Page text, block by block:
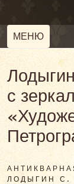
МЕНЮ
с
ЛОДЫГИН С.